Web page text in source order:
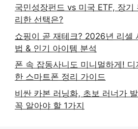
국민성장펀드 vs 미국 ETF, 장기
리한 선택은?
쇼핑이 곧 재테크? 2026년 리셀
법 & 인기 아이템 분석
폰 속 잡동사니도 미니멀하게! 디
한 스마트폰 정리 가이드
비싼 카본 러닝화, 초보 러너가
꼭 알아야 할 1가지